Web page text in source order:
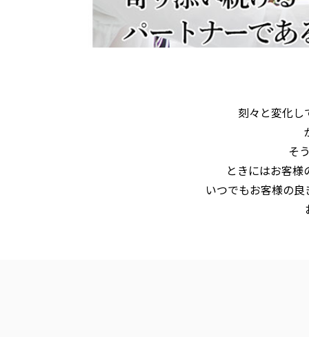
刻々と変化し
そ
ときにはお客
いつでもお客様の